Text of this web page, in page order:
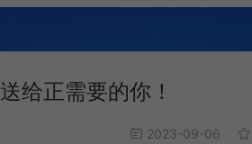
给正需要的你！
2023-09-06